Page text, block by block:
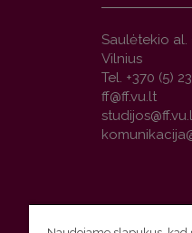
Saulėtekio al.
Vilnius
Tel. +370 (5)